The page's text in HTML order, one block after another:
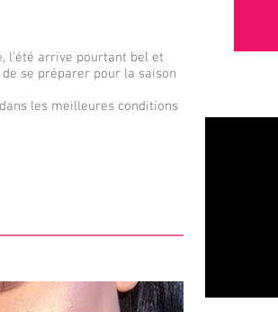
l'été arrive pourtant bel et
se préparer pour la saison
les meilleures conditions